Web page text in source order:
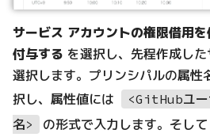
サービス アカウントの権限借用
付与する を選択し、先程作成し
選択します。プリンシパルの属性
択し、属性値には
<GitHubユー
名>
の形式で入力します。そして